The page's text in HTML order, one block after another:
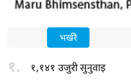
भर्खरै
१. १,१४१ उजुरीसुनुवाइ